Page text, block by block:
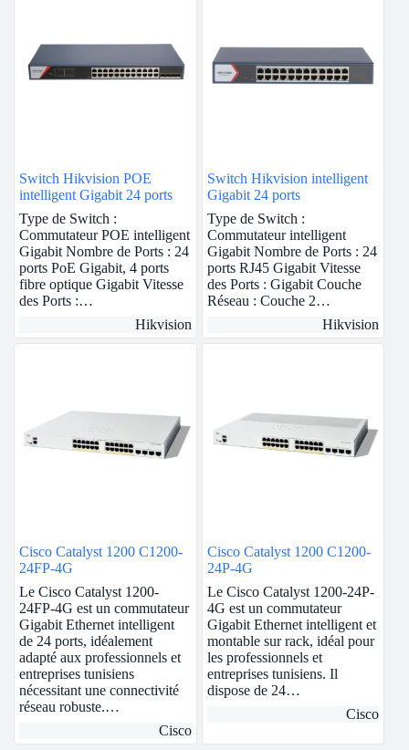
Switch Hikvision POE
intelligent Gigabit 24 ports
Type de Switch :
Commutateur POE intelligent
Gigabit Nombre de Ports : 24
ports PoE Gigabit, 4 ports
fibre optique Gigabit Vitesse
des Ports :…
Hikvision
Switch Hikvision intelligent
Gigabit 24 ports
Type de Switch :
Commutateur intelligent
Gigabit Nombre de Ports : 24
ports RJ45 Gigabit Vitesse
des Ports : Gigabit Couche
Réseau : Couche 2…
Hikvision
Cisco Catalyst 1200 C1200-
24FP-4G
Le Cisco Catalyst 1200-
24FP-4G est un commutateur
Gigabit Ethernet intelligent
de 24 ports, idéalement
adapté aux professionnels et
entreprises tunisiens
nécessitant une connectivité
réseau robuste.…
Cisco
Cisco Catalyst 1200 C1200-
24P-4G
Le Cisco Catalyst 1200-24P-
4G est un commutateur
Gigabit Ethernet intelligent et
montable sur rack, idéal pour
les professionnels et
entreprises tunisiens. Il
dispose de 24…
Cisco